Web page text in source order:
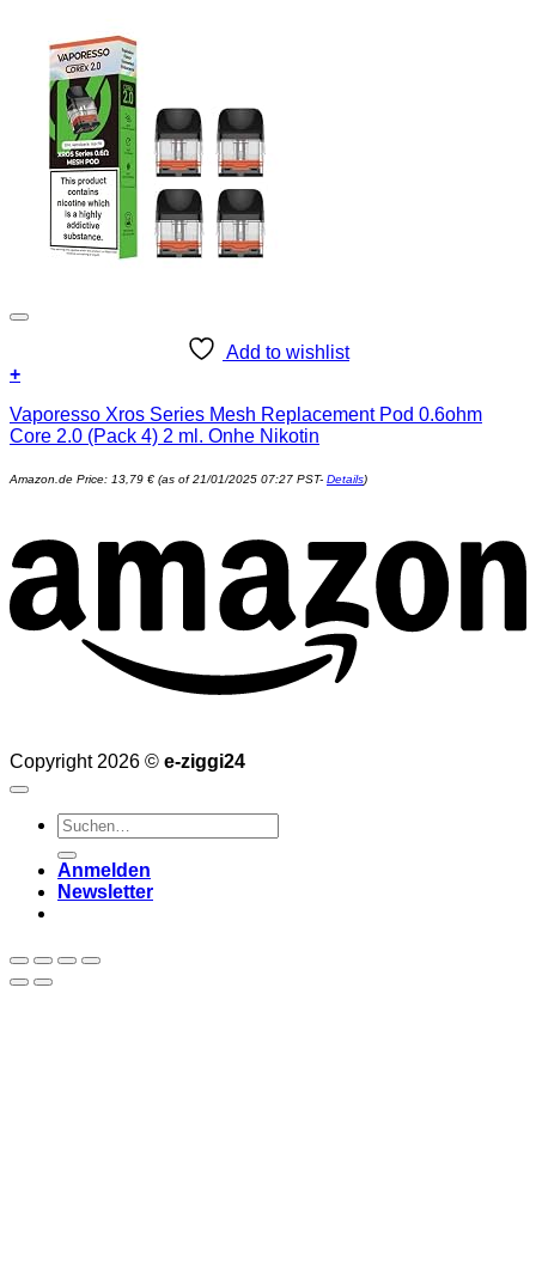
Add to wishlist
+
Vaporesso Xros Series Mesh Replacement Pod 0.6ohm
Core 2.0 (Pack 4) 2 ml. Onhe Nikotin
Amazon.de Price: 13,79 € (as of 21/01/2025 07:27 PST- Details)
Copyright 2026 © e-ziggi24
Suchen
nach:
Anmelden
Newsletter